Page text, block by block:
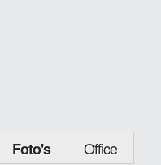
Foto's Office